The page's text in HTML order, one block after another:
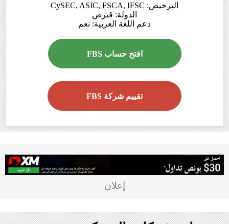
الترخيص: CySEC, ASIC, FSCA, IFSC
الدولة: قبرص
دعم اللغة العربية: نعم
افتح حساب FBS
تقييم شركة FBS
إعلان